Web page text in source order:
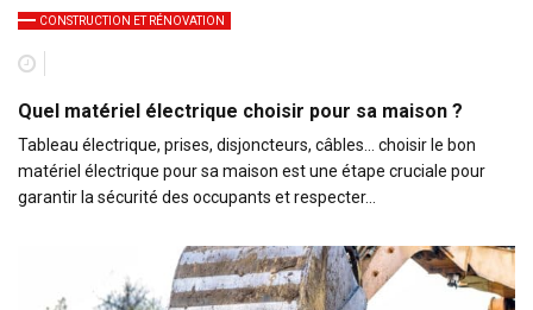
CONSTRUCTION ET RÉNOVATION
Quel matériel électrique choisir pour sa maison ?
Tableau électrique, prises, disjoncteurs, câbles… choisir le bon
matériel électrique pour sa maison est une étape cruciale pour
garantir la sécurité des occupants et respecter…